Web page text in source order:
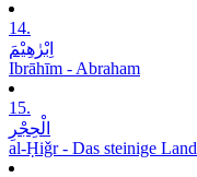
14.
اِبْرٰھِیْمَ
Ibrāhīm - Abraham
15.
الْحِجْرِ
al-Ḥiǧr - Das steinige Land